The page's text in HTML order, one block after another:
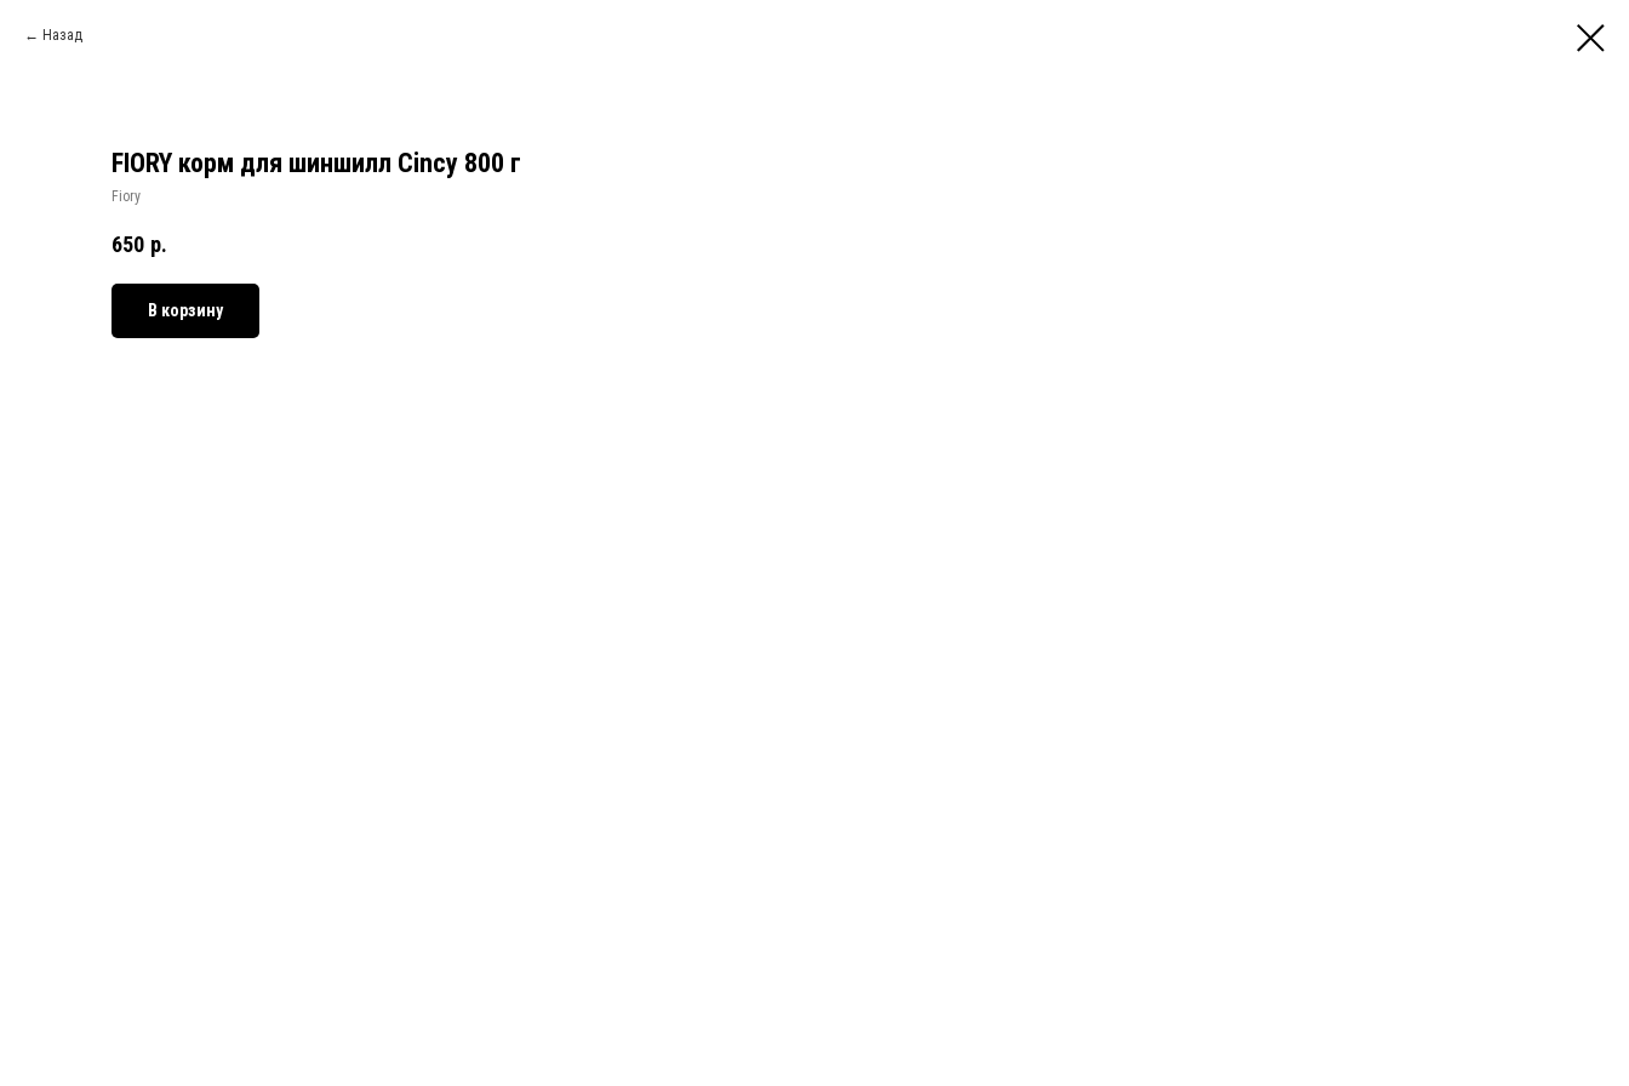
Назад
FIORY корм для шиншилл Cincy 800 г
Fiory
650 р.
В корзину